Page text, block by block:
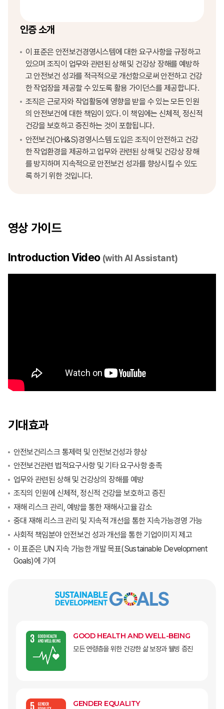
인증 소개
이 표준은 안전보건경영시스템에 대한 요구사항을 규정하고
있으며 조직이 업무와 관련된 상해 및 건강상 장해를 예방하
고 안전보건 성과를 적극적으로 개선함으로써 안전하고 건강
한 작업장을 제공할 수 있도록 활용 가이던스를 제공합니다.
조직은 근로자와 작업활동에 영향을 받을 수 있는 모든 인원
의 안전보건에 대한 책임이 있다. 이 책임에는 신체적, 정신적
건강을 보호하고 증진하는 것이 포함됩니다.
안전보건(OH&S)경영시스템 도입은 조직이 안전하고 건강
한 작업환경을 제공하고 업무와 관련된 상해 및 건강상 장해
를 방지하며 지속적으로 안전보건 성과를 향상시킬 수 있도
록 하기 위한 것입니다.
영상 가이드
Introduction Video (with AI Assistant)
기대효과
안전보건리스크 통제력 및 안전보건성과 향상
안전보건관련 법적요구사항 및 기타 요구사항 충족
업무와 관련된 상해 및 건강상의 장해를 예방
조직의 인원에 신체적, 정신적 건강을 보호하고 증진
재해 리스크 관리, 예방을 통한 재해사고율 감소
중대 재해 리스크 관리 및 지속적 개선을 통한 지속가능경영 가능
사회적 책임분야 안전보건 성과 개선을 통한 기업이미지 제고
이 표준은 UN 지속 가능한 개발 목표(Sustainable Development
Goals)에 기여
GOOD HEALTH AND WELL-BEING
모든 연령층을 위한 건강한 삶 보장과 웰빙 증진
GENDER EQUALITY